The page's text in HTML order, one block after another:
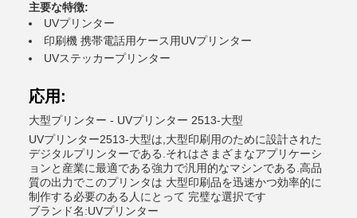
主要な特徴:
UVプリンター
印刷機 携帯電話用ケース用UVプリンター
UVステッカープリンター
応用:
大型プリンター - UVプリンター 2513-大型
UVプリンター2513-大型は,大型印刷用のために設計された
デジタルプリンターである.それはさまざまなアプリケーシ
ョンと産業に最適である強力で汎用的なマシンである.高品
質の出力でこのプリンタは 大型印刷品を迅速かつ効率的に
制作する必要のある人にとって 完璧な選択です
ブランド名:UVプリンター